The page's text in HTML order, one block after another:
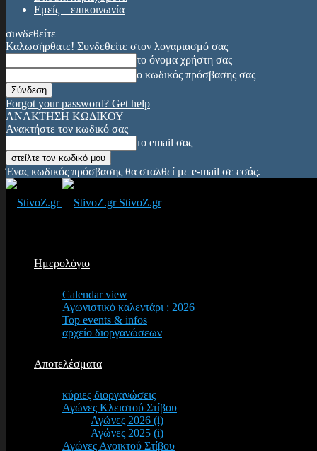
Εμείς – επικοινωνία
συνδεθείτε
Καλωσήρθατε! Συνδεθείτε στον λογαριασμό σας
το όνομα χρήστη σας
ο κωδικός πρόσβασης σας
Forgot your password? Get help
ΑΝΑΚΤΗΣΗ ΚΩΔΙΚΟΥ
Ανακτήστε τον κωδικό σας
το email σας
Ένας κωδικός πρόσβασης θα σταλθεί με e-mail σε εσάς.
StivoZ.gr
Ημερολόγιο
Calendar view
Αγωνιστικό καλεντάρι : 2026
Top events & infos
αρχείο διοργανώσεων
Αποτελέσματα
κύριες διοργανώσεις
Αγώνες Κλειστού Στίβου
Αγώνες 2026 (i)
Αγώνες 2025 (i)
Αγώνες Ανοικτού Στίβου